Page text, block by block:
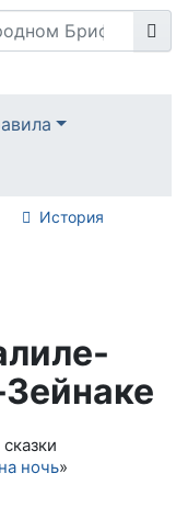
История
ночь»